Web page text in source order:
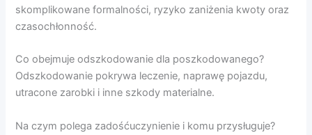
skomplikowane formalności, ryzyko zaniżenia kwoty oraz
czasochłonność.
Co obejmuje odszkodowanie dla poszkodowanego?
Odszkodowanie pokrywa leczenie, naprawę pojazdu,
utracone zarobki i inne szkody materialne.
Na czym polega zadośćuczynienie i komu przysługuje?